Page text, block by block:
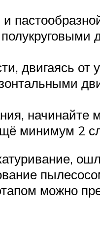
двигаясь от
начинайте
минимум 2
можно